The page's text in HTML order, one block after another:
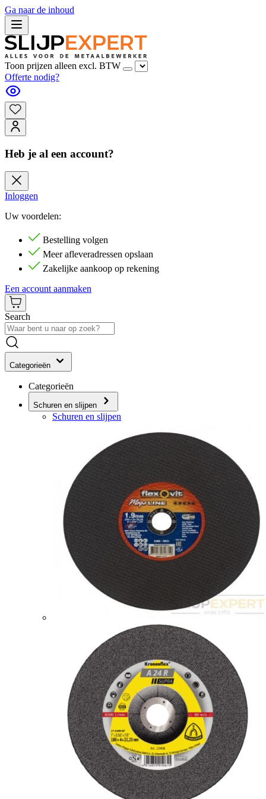
Ga naar de inhoud
Toon prijzen alleen excl. BTW
Offerte nodig?
Heb je al een account?
Inloggen
Uw voordelen:
Bestelling volgen
Meer afleveradressen opslaan
Zakelijke aankoop op rekening
Een account aanmaken
Search
Categorieën
Categorieën
Schuren en slijpen
Schuren en slijpen